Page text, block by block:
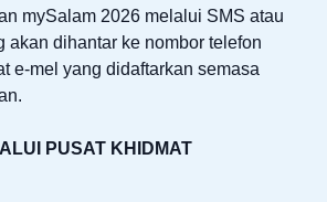
mySalam 2026 melalui SMS atau
akan dihantar ke nombor telefon
e-mel yang didaftarkan semasa
PUSAT KHIDMAT